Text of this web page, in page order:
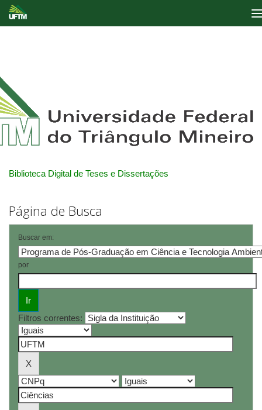
Biblioteca Digital de Teses e Dissertações
Página de Busca
Buscar em:
por
Filtros correntes: